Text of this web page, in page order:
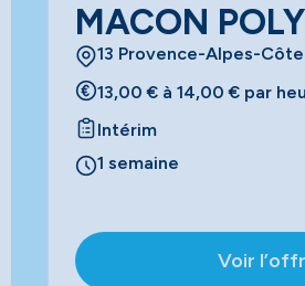
MACON
13 Provence-Alpes-
13,00 € à 14,00 € par
Intérim
1 semaine
Voir